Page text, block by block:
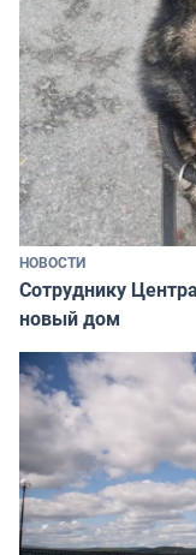
НОВОСТИ
Сотруднику
новый дом